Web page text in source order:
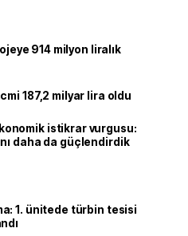
914 milyon liralık
187,2 milyar lira oldu
istikrar vurgusu:
daha da güçlendirdik
1. ünitede türbin tesisi